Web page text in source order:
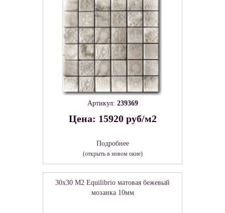
Артикул: 239369
Цена: 15920 руб/м2
Подробнее
(открыть в новом окне)
30x30 М2 Equilibrio матовая бежевый
мозаика 10мм